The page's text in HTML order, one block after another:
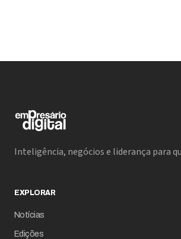
Inteligência, negócios e liderança para
EXPLORAR
Notícias
Edições